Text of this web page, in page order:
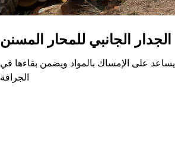
الجدار الجانبي للمحار المسنن
يساعد على الإمساك بالمواد ويضمن بقاءها في
الجرافة